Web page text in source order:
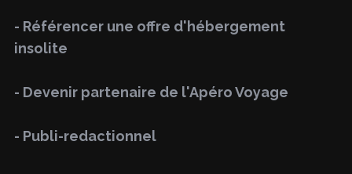
f
o
:
- Référencer une offre d'hébergement
insolite
- Devenir partenaire de l'Apéro Voyage
- Publi-redactionnel